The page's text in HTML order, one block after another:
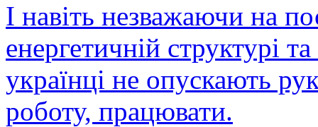
І навіть незважаючи на
енергетичній структурі
українці не опускають
роботу, працювати.